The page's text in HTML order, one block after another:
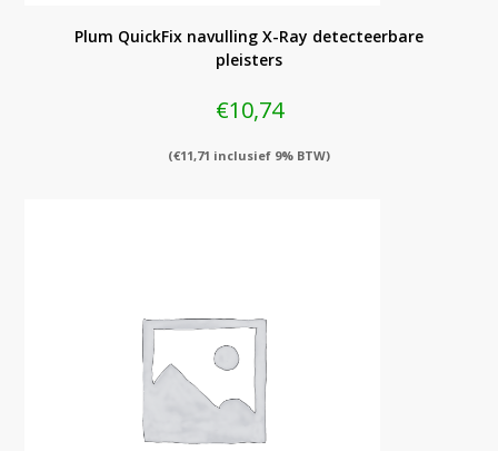
Plum QuickFix navulling X-Ray detecteerbare
pleisters
€10,74
(€11,71 inclusief 9% BTW)